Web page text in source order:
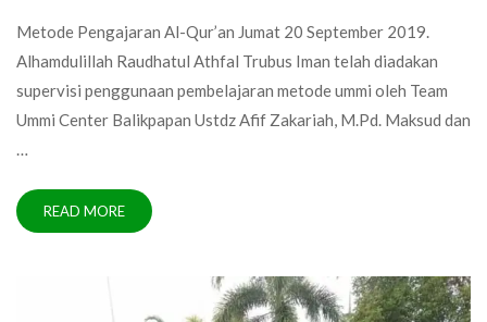
Metode Pengajaran Al-Qur’an Jumat 20 September 2019.
Alhamdulillah Raudhatul Athfal Trubus Iman telah diadakan
supervisi penggunaan pembelajaran metode ummi oleh Team
Ummi Center Balikpapan Ustdz Afif Zakariah, M.Pd. Maksud dan
…
READ MORE